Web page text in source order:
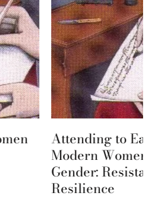
Attending to
Modern Women
Gender:
Resilience